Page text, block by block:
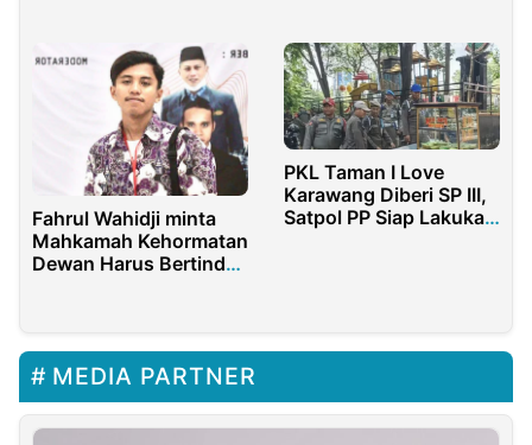
Fahrul Wahidji minta
Mahkamah Kehormatan
Dewan Harus Bertindak
PKL Taman I Love
Karawang Diberi SP III,
Satpol PP Siap Lakukan
MEDIA PARTNER